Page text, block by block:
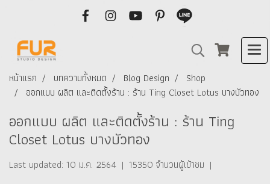
หน้าแรก บทความทั้งหมด Blog Design
Shop
ออกแบบ ผลิต และติดตั้งร้าน : ร้าน Ting Closet Lotus บางบัวทอง
ออกแบบ ผลิต และติดตั้งร้าน : ร้าน Ting
Closet Lotus บางบัวทอง
Last updated: 10 ม.ค. 2564 | 15350 จำนวนผู้เข้าชม |